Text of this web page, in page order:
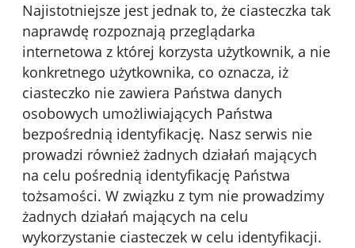
Najistotniejsze jest jednak to, że ciasteczka tak
naprawdę rozpoznają przeglądarka
internetowa z której korzysta użytkownik, a nie
konkretnego użytkownika, co oznacza, iż
ciasteczko nie zawiera Państwa danych
osobowych umożliwiających Państwa
bezpośrednią identyfikację. Nasz serwis nie
prowadzi również żadnych działań mających
na celu pośrednią identyfikację Państwa
tożsamości. W związku z tym nie prowadzimy
żadnych działań mających na celu
wykorzystanie ciasteczek w celu identyfikacji.